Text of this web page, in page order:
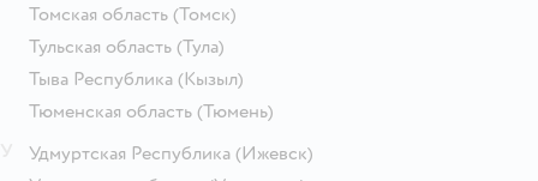
Томская область (Томск)
Тульская область (Тула)
Тыва Республика (Кызыл)
Тюменская область (Тюмень)
Удмуртская Республика (Ижевск)